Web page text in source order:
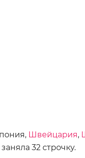
Швейцария,
32 строчку.